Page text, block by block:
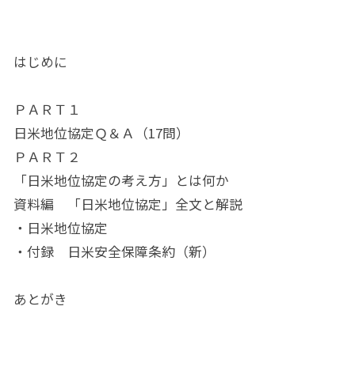
はじめに
ＰＡＲＴ１
日米地位協定Ｑ＆Ａ（17問）
ＰＡＲＴ２
「日米地位協定の考え方」とは何か
資料編 「日米地位協定」全文と解説
・日米地位協定
・付録 日米安全保障条約（新）
あとがき